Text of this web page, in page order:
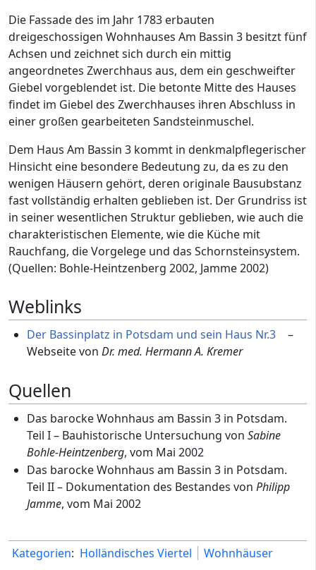
Die Fassade des im Jahr 1783 erbauten
dreigeschossigen Wohnhauses Am Bassin 3 besitzt fünf
Achsen und zeichnet sich durch ein mittig
angeordnetes Zwerchhaus aus, dem ein geschweifter
Giebel vorgeblendet ist. Die betonte Mitte des Hauses
findet im Giebel des Zwerchhauses ihren Abschluss in
einer großen gearbeiteten Sandsteinmuschel.
Dem Haus Am Bassin 3 kommt in denkmalpflegerischer
Hinsicht eine besondere Bedeutung zu, da es zu den
wenigen Häusern gehört, deren originale Bausubstanz
fast vollständig erhalten geblieben ist. Der Grundriss ist
in seiner wesentlichen Struktur geblieben, wie auch die
charakteristischen Elemente, wie die Küche mit
Rauchfang, die Vorgelege und das Schornsteinsystem.
(Quellen: Bohle-Heintzenberg 2002, Jamme 2002)
Weblinks
Der Bassinplatz in Potsdam und sein Haus Nr.3
–
Webseite von Dr. med. Hermann A. Kremer
Quellen
Das barocke Wohnhaus am Bassin 3 in Potsdam.
Teil I – Bauhistorische Untersuchung von Sabine
Bohle-Heintzenberg, vom Mai 2002
Das barocke Wohnhaus am Bassin 3 in Potsdam.
Teil II – Dokumentation des Bestandes von Philipp
Jamme, vom Mai 2002
Kategorien: Holländisches Viertel Wohnhäuser